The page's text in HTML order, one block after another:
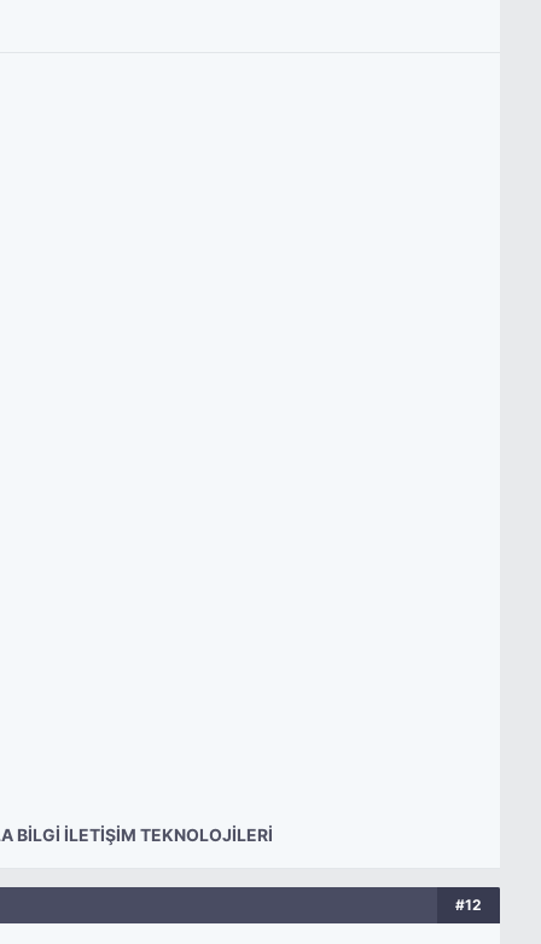
BİLGİ İLETİŞİM TEKNOLOJİLERİ
#12